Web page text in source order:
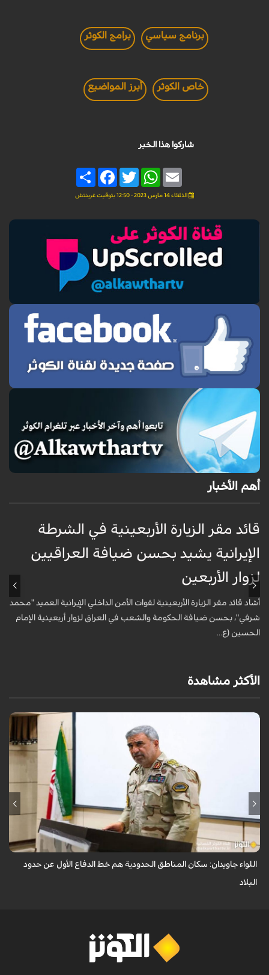
برنامج سياسي برامج الكوثر
خاص الكوثر أبرز المواضيع
شاركوا هذا الخبر
Share
FacebookTwitter
WhatsAppEmail
الثلاثاء 14 مارس 2023 - 12:50 بتوقيت غرينتش
أهم الأخبار
قائد مقر الزيارة الأربعينية في الشرطة
الإيرانية يشيد بحسن ضيافة العراقيين
لزوار الأربعين
أشاد قائد مقر الزيارة الأربعينية لقوات الأمن الداخلي الإيرانية العميد "محمد
شرفي"، بحسن ضيافة الحكومة والشعب في العراق لزوار أربعينية الإمام
الحسين (ع...
الأكثر مشاهدة
أكد قائد قوات حرس الحدود في قيادة قوى الأمن الداخلي الإيرانية (فراجا)، اللواء
علي أكبر جاويدان، أن حدود الجمهورية الإسلامية الإيرانية تُصان بعزة واقتد...
اللواء جاويدان: سكان المناطق الحدودية هم خط الدفاع الأول عن حدود
البلاد